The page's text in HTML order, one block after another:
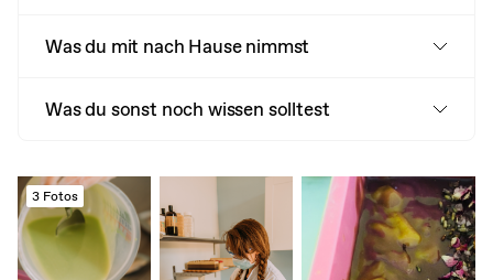
Was du mit nach Hause nimmst
Was du sonst noch wissen solltest
3 Fotos